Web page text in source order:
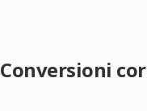
Conversioni